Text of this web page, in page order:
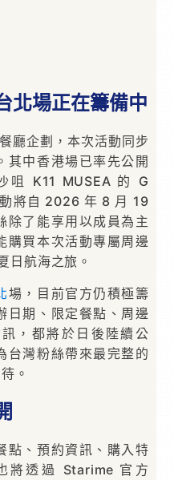
場正在籌備中
廳企劃，本次活動同步
其中香港場已率先公開
咀 K11 MUSEA 的 G
將自 2026 年 8 月 19
除了能享用以成員為主
購買本次活動專屬周邊
日航海之旅。
場，目前官方仍積極籌
日期、限定餐點、周邊
，都將於日後陸續公
台灣粉絲帶來最完整的
。
點、預約資訊、購入特
將透過 Starime 官方